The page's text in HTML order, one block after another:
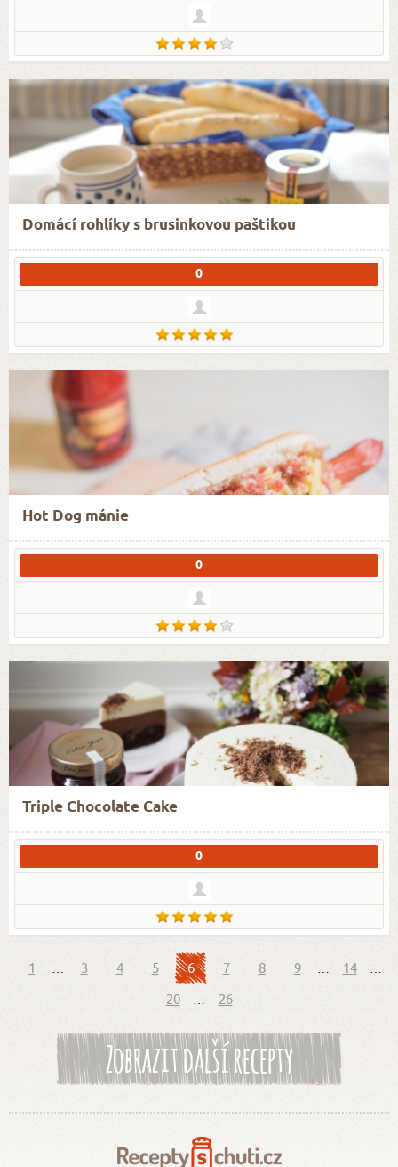
Domácí rohlíky s brusinkovou paštikou
0
Hot Dog mánie
0
Triple Chocolate Cake
0
1 3 4 5 6 7 8 9 14
20 26
Zobrazit další recepty